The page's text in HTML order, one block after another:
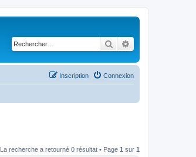
Rechercher
Connexion
Inscription
La recherche a retourné 0 résultat • Page 1 sur 1